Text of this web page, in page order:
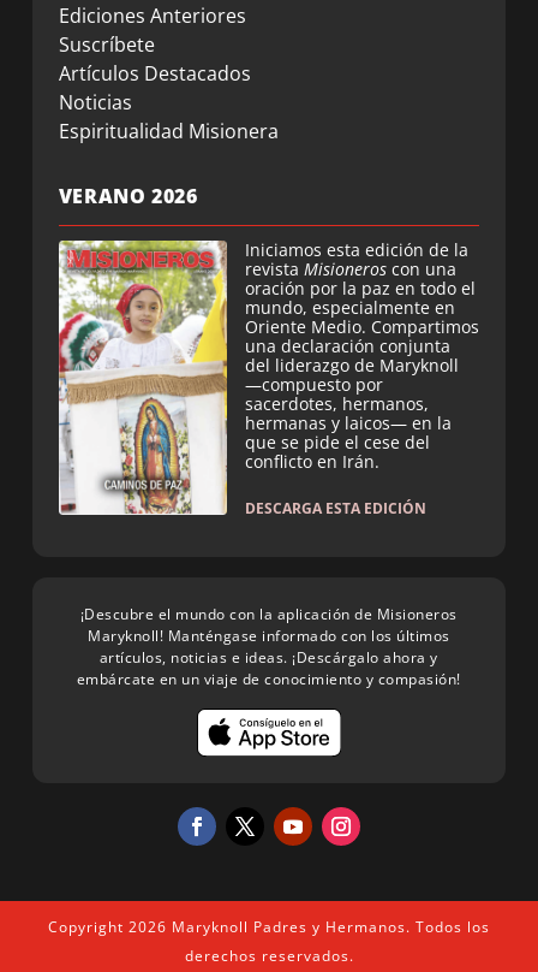
Ediciones Anteriores
Suscríbete
Artículos Destacados
Noticias
Espiritualidad Misionera
VERANO 2026
Iniciamos esta edición de la
revista Misioneros con una
oración por la paz en todo el
mundo, especialmente en
Oriente Medio. Compartimos
una declaración conjunta
del liderazgo de Maryknoll
—compuesto por
sacerdotes, hermanos,
hermanas y laicos— en la
que se pide el cese del
conflicto en Irán.
DESCARGA ESTA EDICIÓN
¡Descubre el mundo con la aplicación de Misioneros
Maryknoll! Manténgase informado con los últimos
artículos, noticias e ideas. ¡Descárgalo ahora y
embárcate en un viaje de conocimiento y compasión!
Copyright 2026 Maryknoll Padres y Hermanos. Todos los
derechos reservados.